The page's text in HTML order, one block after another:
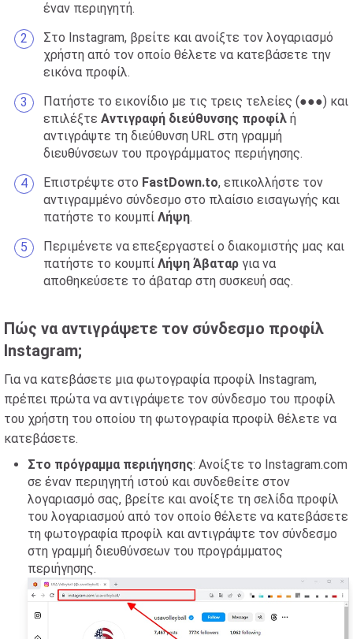
έναν περιηγητή.
Στο Instagram, βρείτε και ανοίξτε τον λογαριασμό
χρήστη από τον οποίο θέλετε να κατεβάσετε την
εικόνα προφίλ.
Πατήστε το εικονίδιο με τις τρεις τελείες (●●●) και
επιλέξτε Αντιγραφή διεύθυνσης προφίλ ή
αντιγράψτε τη διεύθυνση URL στη γραμμή
διευθύνσεων του προγράμματος περιήγησης.
Επιστρέψτε στο FastDown.to, επικολλήστε τον
αντιγραμμένο σύνδεσμο στο πλαίσιο εισαγωγής και
πατήστε το κουμπί Λήψη.
Περιμένετε να επεξεργαστεί ο διακομιστής μας και
πατήστε το κουμπί Λήψη Άβαταρ για να
αποθηκεύσετε το άβαταρ στη συσκευή σας.
Πώς να αντιγράψετε τον σύνδεσμο προφίλ
Instagram;
Για να κατεβάσετε μια φωτογραφία προφίλ Instagram,
πρέπει πρώτα να αντιγράψετε τον σύνδεσμο του προφίλ
του χρήστη του οποίου τη φωτογραφία προφίλ θέλετε να
κατεβάσετε.
Στο πρόγραμμα περιήγησης: Ανοίξτε το Instagram.com
σε έναν περιηγητή ιστού και συνδεθείτε στον
λογαριασμό σας, βρείτε και ανοίξτε τη σελίδα προφίλ
του λογαριασμού από τον οποίο θέλετε να κατεβάσετε
τη φωτογραφία προφίλ και αντιγράψτε τον σύνδεσμο
στη γραμμή διευθύνσεων του προγράμματος
περιήγησης.